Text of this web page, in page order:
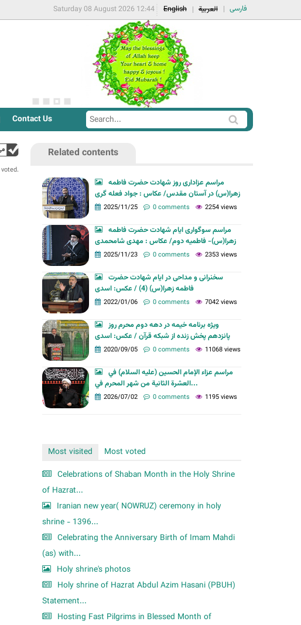
فارسی العربية English
Saturday 08 August 2026 12:44
Contact Us
S
e
S
e
a
Related contents
مراسم عزاداری روز شهادت حضرت فاطمه
زهرا(س) در آستان مقدس/ عکاس : جواد فعله گری
2025/11/25 0 comments 2254 views
مراسم سوگواری ایام شهادت حضرت فاطمه
زهرا(س)- فاطمیه دوم/ عکاس : مهدی شامحمدی
2025/11/23 0 comments 2353 views
سخنرانی و مداحی در ایام شهادت حضرت
فاطمه زهرا(س) (4) / عکس: اسدی
2022/01/06 0 comments 7042 views
ویژه برنامه خیمه در دهه دوم محرم روز
پانزدهم پخش زنده از شبکه قرآن / عکس: اسدی
2020/09/05 0 comments 11068 views
مراسم عزاء الإمام الحسين (عليه السلام) في
العشرة الثانية من شهر المحرم في...
2026/07/02 0 comments 1195 views
Most visited
Most voted
Celebrations of Shaban Month in the Holy Shrine
of Hazrat...
Iranian new year( NOWRUZ) ceremony in holy
shrine - 1396...
Celebrating the Anniversary Birth of Imam Mahdi
(as) with...
Holy shrine's photos
Holy shrine of Hazrat Abdul Azim Hasani (PBUH)
Statement...
Hosting Fast Pilgrims in Blessed Month of